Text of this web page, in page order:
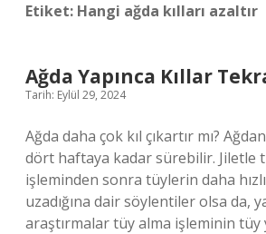
Etiket: Hangi ağda kılları azaltır
Ağda Yapınca Kıllar
Tarih: Eylül 29, 2024
Ağda daha çok kıl çıkartır mı?
dört haftaya kadar sürebilir. Jiletle
işleminden sonra tüylerin daha
uzadığına dair söylentiler olsa da,
araştırmalar tüy alma işleminin tüy